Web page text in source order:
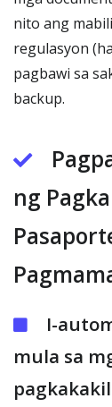
nito ang
regulasyon
pagbawi sa
backup.
ng
I-
mula sa